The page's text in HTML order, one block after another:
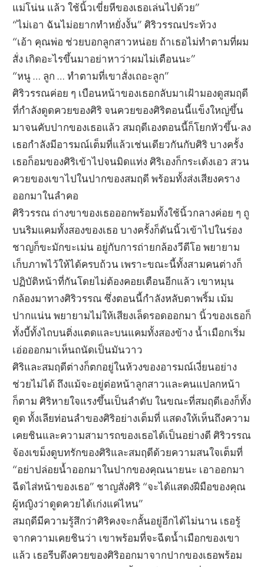
แม่โน่น แล้ว ใช้นิ้วเขี่ยหีของเธอเล่นไปด้วย”
“ไม่เอา ฉันไม่อยากทำหยั่งงั้น” ศิริวรรณประท้วง
“เอ้า คุณพ่อ ช่วยบอกลูกสาวหน่อย ถ้าเธอไม่ทำตามที่ผม
สั่ง เกิดอะไรขึ้นมาอย่าหาว่าผมไม่เตือนนะ”
“หนู … ลูก … ทำตามที่เขาสั่งเถอะลูก”
ศิริวรรณค่อย ๆ เบือนหน้าของเธอกลับมาเฝ้ามองดูสมฤดี
ที่กำลังดูดควยของศิริ จนควยของศิริตอนนี้แข็งใหญ่ขึ้น
มาจนคับปากของเธอแล้ว สมฤดีเองตอนนี้ก็โยกหัวขึ้น-ลง
เธอกำลังมีอารมณ์เต็มที่แล้วเช่นเดียวกันกับศิริ บางครั้ง
เธอก็อมของศิริเข้าไปจนมิดแท่ง ศิริเองก็กระเด้งเอว สวน
ควยของเขาไปในปากของสมฤดี พร้อมทั้งส่งเสียงคราง
ออกมาในลำคอ
ศิริวรรณ ถ่างขาของเธอออกพร้อมทั้งใช้นิ้วกลางค่อย ๆ ถู
บนริมแคมทั้งสองของเธอ บางครั้งก็ดันนิ้วเข้าไปในร่อง
ชาญก็ขะมักขะเม่น อยู่กับการถ่ายกล้องวีดีโอ พยายาม
เก็บภาพไว้ให้ได้ครบถ้วน เพราะขณะนี้ทั้งสามคนต่างก็
ปฏิบัติหน้าที่กันโดยไม่ต้องคอยเตือนอีกแล้ว เขาหมุน
กล้องมาทางศิริวรรณ ซึ่งตอนนี้กำลังหลับตาพริ้ม เม้ม
ปากแน่น พยายามไม่ให้เสียงเล็ดรอดออกมา นิ้วของเธอก็
ทั้งบี้ทั้งไถบนติ่งแตดและบนแคมทั้งสองข้าง น้ำเมือกเริ่ม
เอ่อออกมาเห็นถนัดเป็นมันวาว
ศิริและสมฤดีต่างก็ตกอยู่ในห้วงของอารมณ์เงี่ยนอย่าง
ช่วยไม่ได้ ถึงแม้จะอยู่ต่อหน้าลูกสาวและคนแปลกหน้า
ก็ตาม ศิริหายใจแรงขึ้นเป็นลำดับ ในขณะที่สมฤดีเองก็ทั้ง
ดูด ทั้งเลียท่อนลำของศิริอย่างเต็มที่ แสดงให้เห็นถึงความ
เคยชินและความสามารถของเธอได้เป็นอย่างดี ศิริวรรณ
จ้องเขม็งดูบทรักของศิริและสมฤดีด้วยความสนใจเต็มที่
“อย่าปล่อยน้ำออกมาในปากของคุณนายนะ เอาออกมา
ฉีดไส่หน้าของเธอ” ชาญสั่งศิริ “จะได้แสดงฝีมือของคุณ
ผู้หญิงว่าดูดควยได้เก่งแค่ไหน”
สมฤดีมีความรู้สึกว่าศิริคงจะกลั้นอยู่อีกได้ไม่นาน เธอรู้
จากความเคยชินว่า เขาพร้อมที่จะฉีดน้ำเมือกของเขา
แล้ว เธอรีบดึงควยของศิริออกมาจากปากของเธอพร้อม